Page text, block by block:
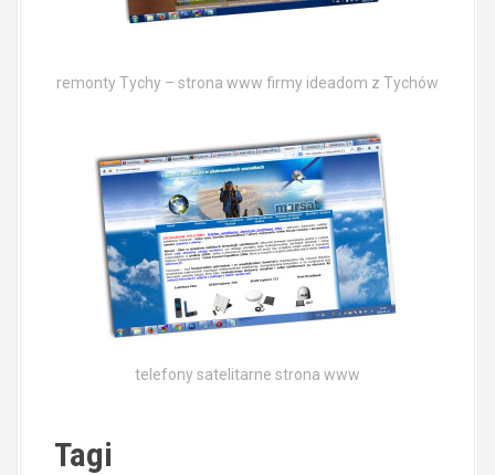
remonty Tychy – strona www firmy ideadom z Tychów
telefony satelitarne strona www
Tagi